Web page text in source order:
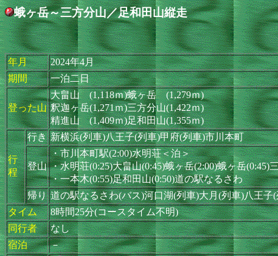
蛾ヶ岳～三方分山／足和田山縦走
年月
2024年4月
期間
一泊二日
登った山
大畠山 (1,118ｍ)蛾ヶ岳 (1,279ｍ)
釈迦ヶ岳(1,271ｍ)三方分山(1,422ｍ)
精進山 (1,409ｍ)足和田山(1,355ｍ)
行
程
行き 新横浜(列車)八王子(列車)甲府(列車)市川本町
登山
・市川本町駅(2:00)水明荘＜泊＞
・水明荘(0:25)大畠山(0:45)蛾ヶ岳(2:00)蛾ヶ岳(0:45)
・一本木(0:55)足和田山(0:50)道の駅なるさわ
帰り 道の駅なるさわ(バス)河口湖(列車)大月(列車)八王子
タイム
8時間25分(コースタイム不明)
同行者
なし
宿泊
－